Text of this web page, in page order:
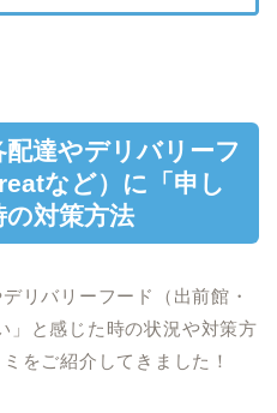
達やデリバリーフ
など）に「申し
対策方法
リバリーフード（出前館・
」と感じた時の状況や対策方
をご紹介してきました！